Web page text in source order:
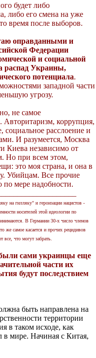
будет либо
либо его смена на уже
время после выборов.
оправданными и
Федерации
и социальной
распад Украины,
потенциала.
западной части
угрозу.
не самое
Авторитаризм, коррупция,
социальное расслоение и
И разумеется, Москва
Киева независимо от
Но при всем этом,
это моя страна, и она в
Убийцам. Все прочие
по мере надобности.
на гилляку" и героизации нацистов -
носителей этой идеологии по
В Германии 30-х число членов
же самое касается и прочих рецидивов
что могут забрать.
сами украинцы еще
части их
будут последствием
быть направлена на
территории
в таком исходе, как
мире. Начиная с Китая,